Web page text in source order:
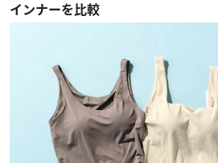
インナーを比較